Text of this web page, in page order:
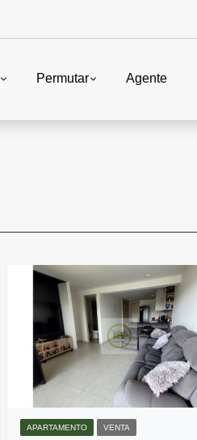
Permutar Agente
APARTAMENTO VENTA